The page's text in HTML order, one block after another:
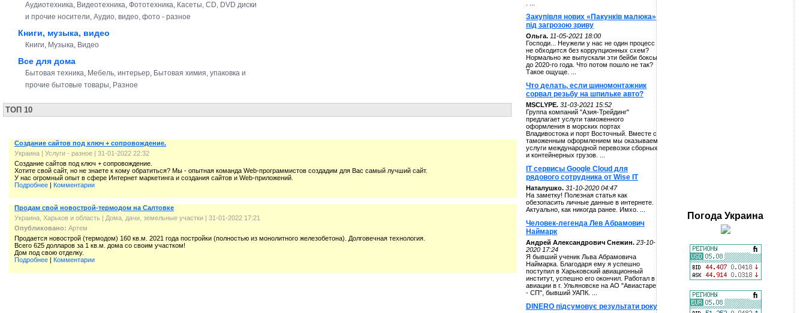
Аудиотехника, Видеотехника, Фототехника, Касеты, CD, DVD диски
и прочие носители, Аудио, видео, фото - разное
Книги, музыка, видео
Книги, Музыка, Видео
Все для дома
Бытовая техника, Мебель, интерьер, Бытовая химия, упаковка и
прочие бытовые товары, Разное
ТОП 10
Создание сайтов под ключ + сопровождение.
Украина | Услуги - разное | 31-01-2022 22:32
Создание сайтов под ключ + сопровождение.
Хотите свой сайт, но не знаете к кому обратиться? Мы - опытная команда Web-программистов создадим для Вас самый лучший сайт.
У нас огромный опыт в сфере Интернет маркетинга и создания сайтов и Web-приложений.
Подробнее | Комментарии
Продам свой новострой-термодом на Салтовке
Украина, Харьков и область | Дома, дачи, земельные участки | 31-01-2022 17:21
Опубликовано: Артем
Продается новострой (термодом) 160 кв.м. 2021 года постройки (полностью из монолитного железобетона). Долговечная технология.
Всего 625 долларов за 1 кв.м. дома со своим участком!
Дом под свою отделку.
Подробнее | Комментарии
Закупівля нових «Пакунків малюка»
під загрозою зриву
Ольга. 11-05-2021 18:00
Господи... Неужели у нас не один процесс
не обходится без коррупционных схем?
Нормально же выпускали эти бейби боксы
до 2020-го года. Что потом пошло не так?
Такое ощуще. ...
Что делать, если шиномонтажник
сорвал резьбу на шпильке авто?
MSCLYPE. 31-03-2021 15:52
Группа компаний "Азия-Трейдинг"
предлагает услуги таможенного
оформления в морских портах
Владивостока и порт Восточный. Вместе с
таможенным оформлением мы оказываем
услуги международной перевозки сборных
и контейнерных грузов. ...
IT сервисы Google Cloud для
рядового сотрудника от Wise IT
Наталушко. 31-10-2020 04:47
На заметку! Полезная статья как
обезопасить личные данные в интернете.
Актуально, как никогда ранее. Имхо. ...
Человек-легенда Лев Абрамович
Наймарк
Андрей Александрович Снежин. 23-10-
2020 17:24
Я бывший ученик Льва Абрамовича
Наймарка. Благодаря ему я успешно
поступил в Харьковский авиационный
институт, успешно его окончил. Работал в
авиации в г. Ульяновске на АО "Авиастаре
- СП", бывший УАПК. ...
DINERO підсумовує результати року
Погода Украина